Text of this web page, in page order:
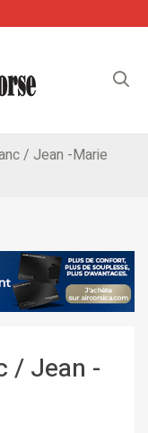
/ Jean -Marie
/ Jean -